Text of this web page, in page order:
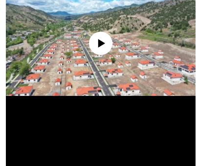
No media source currently available